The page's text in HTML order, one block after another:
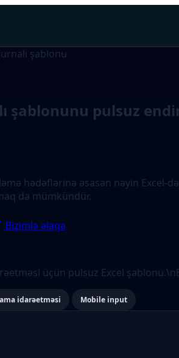
şablonu
şablonunu pulsuz
hədəflərinə əsasən nəyin
da mümkündür.
Bizimlə əlaqə
üçün pulsuz Excel
idarəetməsi Mobile input